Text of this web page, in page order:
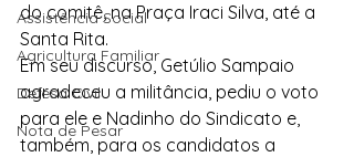
Assistência Social
Agricultura Familiar
Defesa Civil
Nota de Pesar
do comitê, na Praça Iraci Silva, até a
Santa Rita.
Em seu discurso, Getúlio Sampaio
agradeceu a militância, pediu o voto
para ele e Nadinho do Sindicato e,
também, para os candidatos a